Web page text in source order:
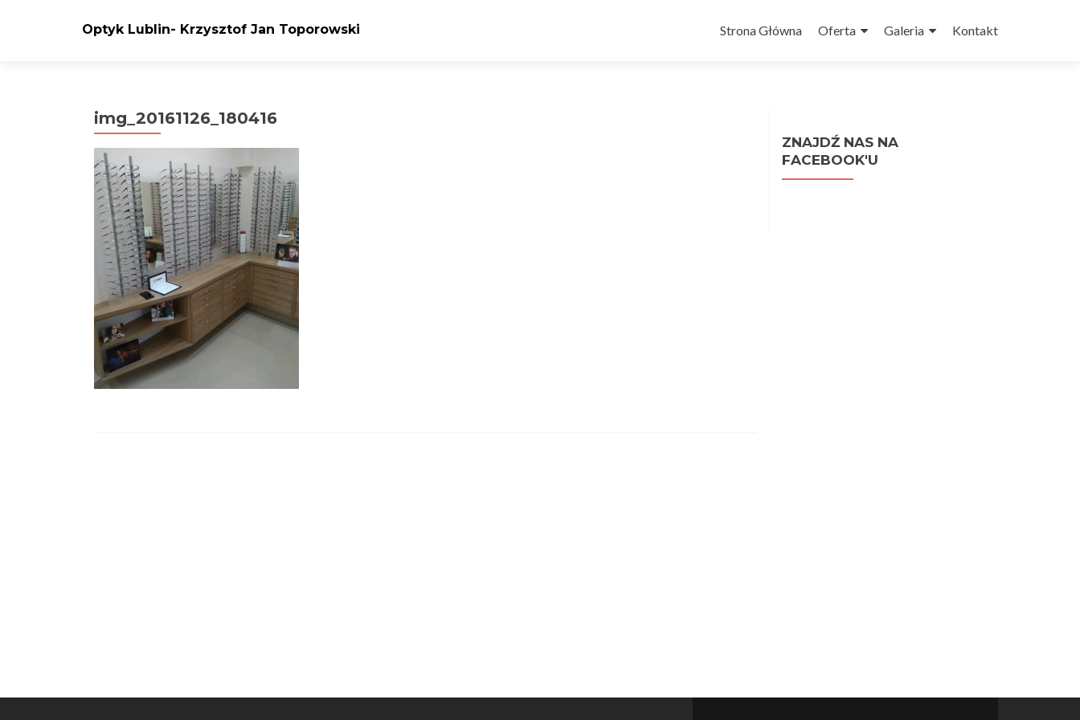
Optyk Lublin- Krzysztof Jan Toporowski
Strona Główna
Oferta Galeria Kontakt
img_20161126_180416
ZNAJDŹ NAS NA
FACEBOOK'U